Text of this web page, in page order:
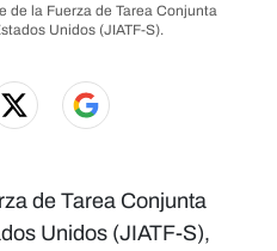
de la Fuerza de Tarea Conjunta
Unidos (JIATF-S).
de Tarea Conjunta
Unidos (JIATF-S),